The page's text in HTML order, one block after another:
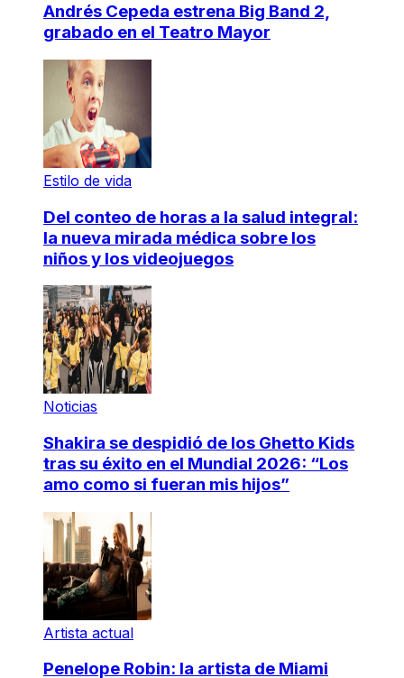
Andrés Cepeda estrena Big Band 2,
grabado en el Teatro Mayor
Estilo de vida
Del conteo de horas a la salud integral:
la nueva mirada médica sobre los
niños y los videojuegos
Noticias
Shakira se despidió de los Ghetto Kids
tras su éxito en el Mundial 2026: “Los
amo como si fueran mis hijos”
Artista actual
Penelope Robin: la artista de Miami